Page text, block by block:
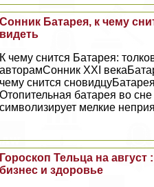
Сонник Батарея, к чему
видеть
К чему снится Батарея:
авторамСонник XXI
чему снится
Отопительная батарея во сне
символизирует мелкие
Гороскоп Тельца на
бизнес и здоровье